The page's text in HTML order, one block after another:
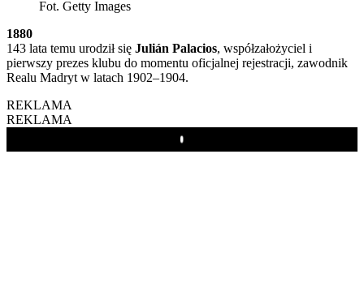
Fot. Getty Images
1880
143 lata temu urodził się Julián Palacios, współzałożyciel i
pierwszy prezes klubu do momentu oficjalnej rejestracji, zawodnik
Realu Madryt w latach 1902–1904.
REKLAMA
REKLAMA
Play